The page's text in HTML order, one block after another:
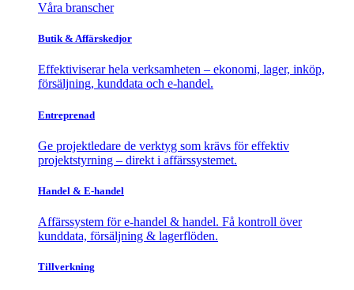
Våra branscher
Butik & Affärskedjor
Effektiviserar hela verksamheten – ekonomi, lager, inköp,
försäljning, kunddata och e-handel.
Entreprenad
Ge projektledare de verktyg som krävs för effektiv
projektstyrning – direkt i affärssystemet.
Handel & E-handel
Affärssystem för e-handel & handel. Få kontroll över
kunddata, försäljning & lagerflöden.
Tillverkning